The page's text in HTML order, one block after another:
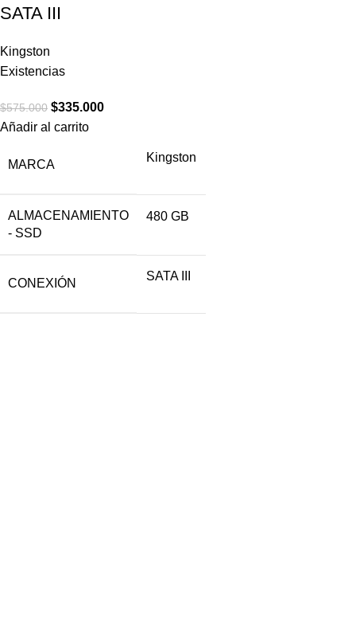
SATA III
Kingston
Existencias
$575.000 $335.000
Añadir al carrito
MARCA
Kingston
ALMACENAMIENTO
- SSD
480 GB
CONEXIÓN
SATA III